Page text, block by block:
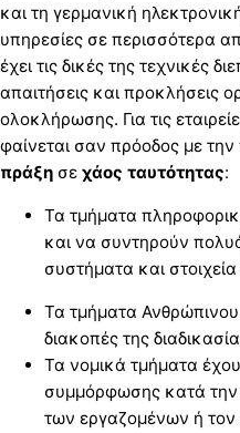
και τη γερμανική
υπηρεσίες σε περισσότερα
έχει τις δικές της τεχνικές
απαιτήσεις και προκλήσεις
ολοκλήρωσης. Για τις
φαίνεται σαν πρόοδος με την
πράξη σε χάος ταυτότητας:
Τα τμήματα
και να συντηρούν
συστήματα και
Τα τμήματα
διακοπές της
Τα νομικά τμήματα
συμμόρφωσης κατά
των εργαζομένων ή